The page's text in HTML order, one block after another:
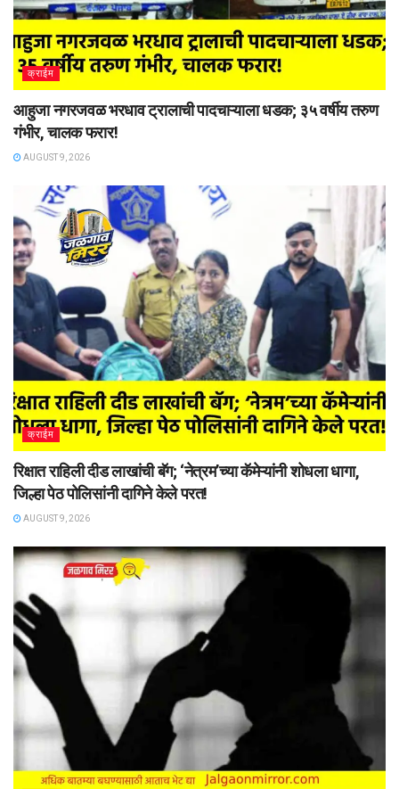
क्राईम
आहुजा नगरजवळ भरधाव ट्रालाची पादचाऱ्याला धडक; ३५ वर्षीय तरुण
गंभीर, चालक फरार!
AUGUST 9, 2026
क्राईम
रिक्षात राहिली दीड लाखांची बॅग; ‘नेत्रम’च्या कॅमेऱ्यांनी शोधला धागा,
जिल्हा पेठ पोलिसांनी दागिने केले परत!
AUGUST 9, 2026